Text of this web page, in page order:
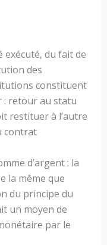
exécuté, du fait de
des
constituent
: retour au statu
restituer à l’autre
contrat
d’argent : la
la même que
du principe du
un moyen de
par le